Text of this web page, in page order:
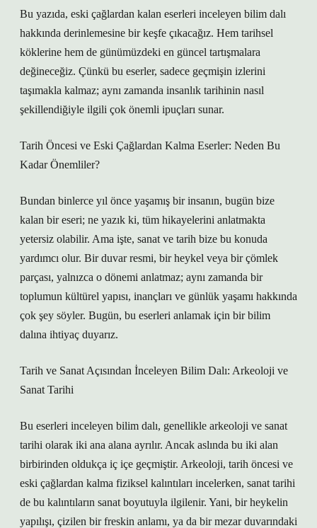
Bu yazıda, eski çağlardan kalan eserleri inceleyen bilim dalı
hakkında derinlemesine bir keşfe çıkacağız. Hem tarihsel
köklerine hem de günümüzdeki en güncel tartışmalara
değineceğiz. Çünkü bu eserler, sadece geçmişin izlerini
taşımakla kalmaz; aynı zamanda insanlık tarihinin nasıl
şekillendiğiyle ilgili çok önemli ipuçları sunar.
Tarih Öncesi ve Eski Çağlardan Kalma Eserler: Neden Bu
Kadar Önemliler?
Bundan binlerce yıl önce yaşamış bir insanın, bugün bize
kalan bir eseri; ne yazık ki, tüm hikayelerini anlatmakta
yetersiz olabilir. Ama işte, sanat ve tarih bize bu konuda
yardımcı olur. Bir duvar resmi, bir heykel veya bir çömlek
parçası, yalnızca o dönemi anlatmaz; aynı zamanda bir
toplumun kültürel yapısı, inançları ve günlük yaşamı hakkında
çok şey söyler. Bugün, bu eserleri anlamak için bir bilim
dalına ihtiyaç duyarız.
Tarih ve Sanat Açısından İnceleyen Bilim Dalı: Arkeoloji ve
Sanat Tarihi
Bu eserleri inceleyen bilim dalı, genellikle arkeoloji ve sanat
tarihi olarak iki ana alana ayrılır. Ancak aslında bu iki alan
birbirinden oldukça iç içe geçmiştir. Arkeoloji, tarih öncesi ve
eski çağlardan kalma fiziksel kalıntıları incelerken, sanat tarihi
de bu kalıntıların sanat boyutuyla ilgilenir. Yani, bir heykelin
yapılışı, çizilen bir freskin anlamı, ya da bir mezar duvarındaki